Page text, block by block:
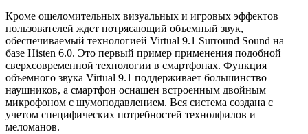
Кроме ошеломительных визуальных и игровых эффектов
пользователей ждет потрясающий объемный звук,
обеспечиваемый технологией Virtual 9.1 Surround Sound на
базе Histen 6.0. Это первый пример применения подобной
сверхсовременной технологии в смартфонах. Функция
объемного звука Virtual 9.1 поддерживает большинство
наушников, а смартфон оснащен встроенным двойным
микрофоном с шумоподавлением. Вся система создана с
учетом специфических потребностей технолфилов и
меломанов.